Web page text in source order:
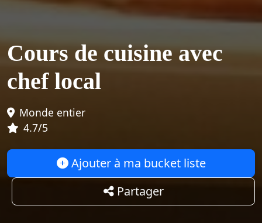
Cours de cuisine avec
chef local
Monde entier
4.7/5
Ajouter à ma bucket liste
Partager